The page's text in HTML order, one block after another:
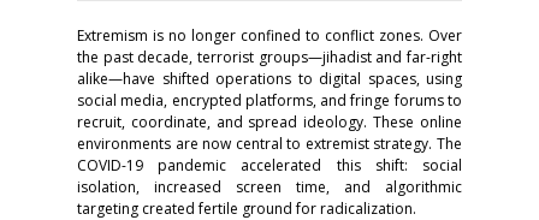
Extremism is no longer confined to conflict zones. Over
the past decade, terrorist groups—jihadist and far-right
alike—have shifted operations to digital spaces, using
social media, encrypted platforms, and fringe forums to
recruit, coordinate, and spread ideology. These online
environments are now central to extremist strategy. The
COVID-19 pandemic accelerated this shift: social
isolation, increased screen time, and algorithmic
targeting created fertile ground for radicalization.